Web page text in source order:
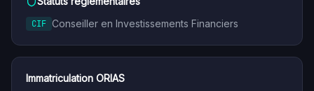
CIF Conseiller en Investissements Financiers
Immatriculation ORIAS